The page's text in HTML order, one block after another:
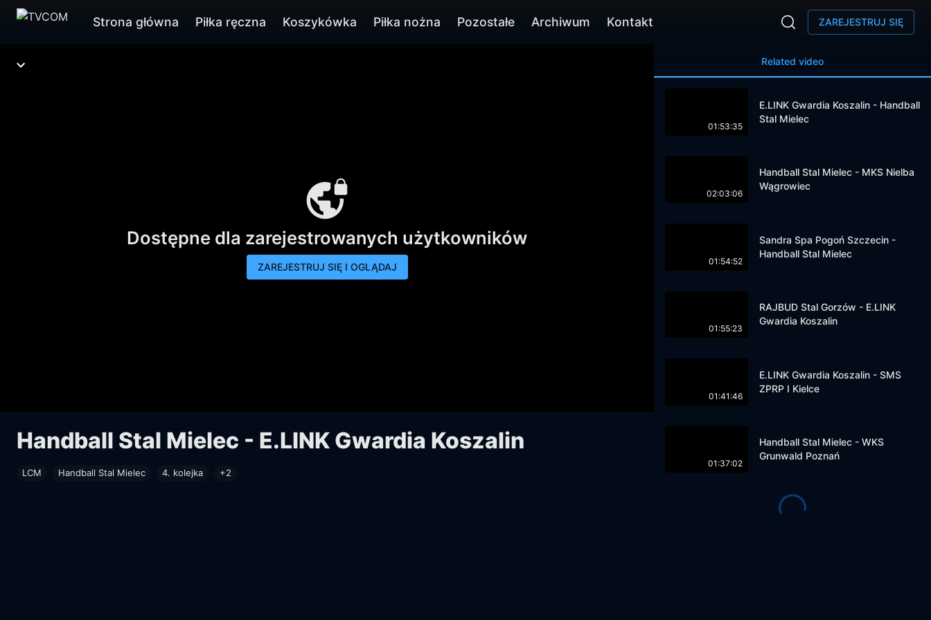
Strona główna Piłka ręczna Koszykówka Piłka nożna Pozostałe Archiwum Kontakt ZAREJESTRUJ SIĘ
Dostępne dla zarejestrowanych użytkowników
ZAREJESTRUJ SIĘ I OGLĄDAJ
Handball Stal Mielec - E.LINK Gwardia Koszalin
LCM Handball Stal Mielec 4. kolejka +2
Related video
01:53:35
E.LINK Gwardia Koszalin - Handball
Stal Mielec
02:03:06
Handball Stal Mielec - MKS Nielba
Wągrowiec
01:54:52
Sandra Spa Pogoń Szczecin -
Handball Stal Mielec
01:55:23
RAJBUD Stal Gorzów - E.LINK
Gwardia Koszalin
01:41:46
E.LINK Gwardia Koszalin - SMS
ZPRP I Kielce
01:37:02
Handball Stal Mielec - WKS
Grunwald Poznań